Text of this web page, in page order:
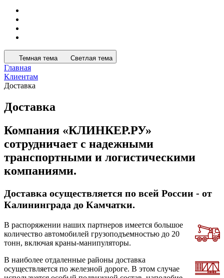
Темная тема Светлая тема
Главная
Клиентам
Доставка
Доставка
Компания «КЛИНКЕР.РУ»
сотрудничает с надежными
транспортными и логистическими
компаниями.
Доставка осуществляется по всей России - от
Калининграда до Камчатки.
В распоряжении наших партнеров имеется большое
количество автомобилей грузоподъемностью до 20
тонн, включая краны-манипуляторы.
В наиболее отдаленные районы доставка
осуществляется по железной дороге. В этом случае